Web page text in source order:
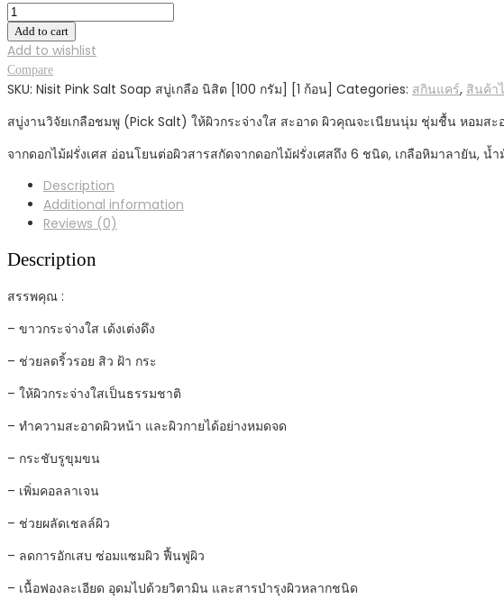
was:
฿120.00.
is:
Nisit
Pink
Salt
Soap
สบู่
นิสิต
ก้อน]
ใส
ล้าง
หน้า
สบู่
ลด
quantity
Add to cart
Add to wishlist
Compare
SKU: Nisit Pink Salt Soap สบู่เกลือ นิสิต [100 กรัม] [1 ก้อน] Categories: สกินแคร์, สินค้า
สบู่งานวิจัยเกลือชมพู (Pick Salt) ให้ผิวกระจ่างใส สะอาด ผิวคุณจะเนียนนุ่ม ชุ่มชื้น หอมสะ
จากดอกไม้ฝรั่งเศส อ่อนโยนต่อผิวสารสกัดจากดอกไม้ฝรั่งเศสถึง 6 ชนิด, เกลือหิมาลายัน
Description
Additional information
Reviews (0)
Description
สรรพคุณ :
– ขาวกระจ่างใส เด้งเต่งดึง
– ช่วยลดริ้วรอย สิว ฝ้า กระ
– ให้ผิวกระจ่างใสเป็นธรรมชาติ
– ทำความสะอาดผิวหน้า และผิวกายได้อย่างหมดจด
– กระชับรูขุมขน
– เพิ่มคอลลาเจน
– ช่วยผลัดเชลล์ผิว
– ลดการอักเสบ ซ่อมแซมผิว ฟื้นฟูผิว
– เนื้อฟองละเอียด อุดมไปด้วยวิตามิน และสารบำรุงผิวหลากชนิด